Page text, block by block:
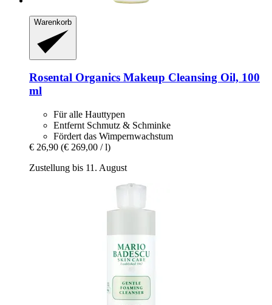
Warenkorb
Rosental Organics Makeup Cleansing Oil, 100
ml
Für alle Hauttypen
Entfernt Schmutz & Schminke
Fördert das Wimpernwachstum
€ 26,90 (€ 269,00 / l)
Zustellung bis 11. August